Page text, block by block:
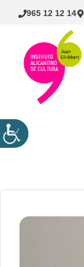
Saltar
965 12 12 14